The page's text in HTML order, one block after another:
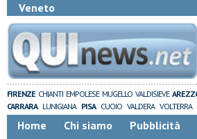
Veneto
FIRENZE CHIANTI EMPOLESE MUGELLO VALDISIEVE
CARRARA LUNIGIANA PISA CUOIO VALDERA VOLTERRA
Home Chi siamo Pubblicità